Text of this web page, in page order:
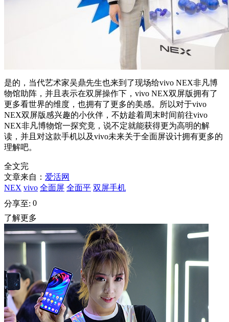
是的，当代艺术家吴鼎先生也来到了现场给vivo NEX非凡博
物馆助阵，并且表示在双屏操作下，vivo NEX双屏版拥有了
更多看世界的维度，也拥有了更多的美感。所以对于vivo
NEX双屏版感兴趣的小伙伴，不妨趁着周末时间前往vivo
NEX非凡博物馆一探究竟，说不定就能获得更为高明的解
读，并且对这款手机以及vivo未来关于全面屏设计拥有更多的
理解吧。
全文完
文章来自： 爱活网
NEX vivo 全面屏 全面平 双屏手机
分享至: 0
了解更多